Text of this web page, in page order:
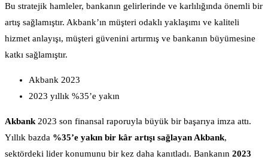
Bu stratejik hamleler, bankanın gelirlerinde ve karlılığında önemli bir
artış sağlamıştır. Akbank’ın müşteri odaklı yaklaşımı ve kaliteli
hizmet anlayışı, müşteri güvenini artırmış ve bankanın büyümesine
katkı sağlamıştır.
Akbank 2023
2023 yıllık %35’e yakın
Akbank 2023 son finansal raporuyla büyük bir başarıya imza attı.
Yıllık bazda %35’e yakın bir kâr artışı sağlayan Akbank,
sektördeki lider konumunu bir kez daha kanıtladı. Bankanın 2023